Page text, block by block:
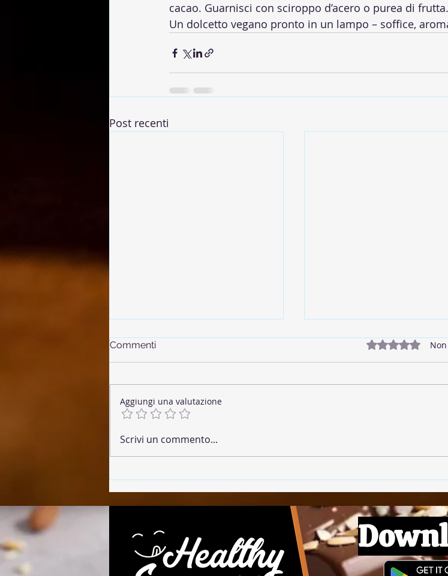
cacao. Guarnisci con sciroppo d’acero o purea di frutta.
Un dolcetto vegano pronto in un lampo – soffice,
Post recenti
🌶 Chorizo Vegano
Commenti Valutazione 0
Aggiungi una valutazione
Scrivi un commento...